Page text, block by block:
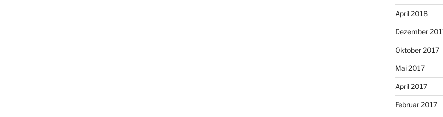
April 2018
Dezember
Oktober 2017
Mai 2017
April 2017
Februar 2017